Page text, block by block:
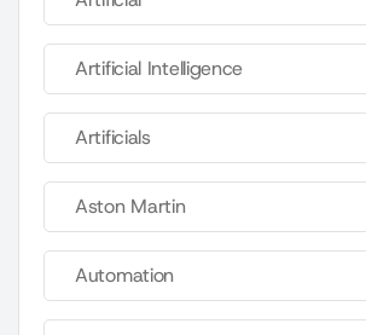
Artificial Intelligence
Artificials
Aston Martin
Automation